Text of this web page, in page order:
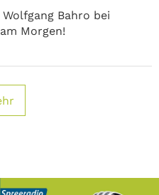
Bahro bei
Morgen!